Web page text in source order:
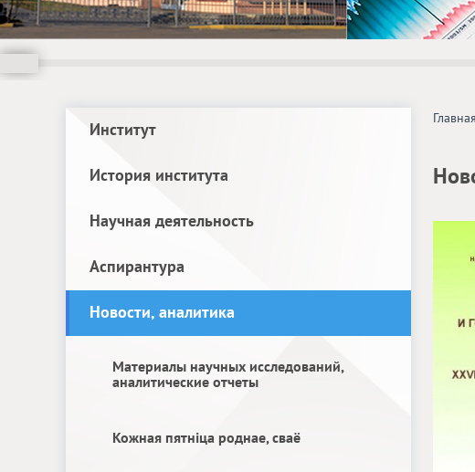
Главная
Институт
История института
Научная деятельность
Аспирантура
Новости, аналитика
Материалы научных исследований,
аналитические отчеты
Кожная пятніца роднае, сваё